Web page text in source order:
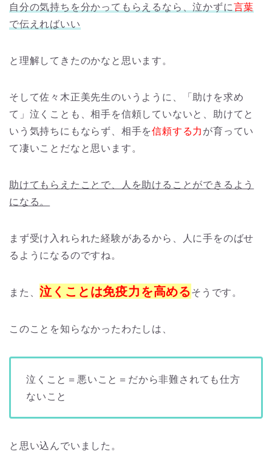
自分の気持ちを分かってもらえるなら、泣かずに言葉
で伝えればいい
と理解してきたのかなと思います。
そして佐々木正美先生のいうように、「助けを求め
て」泣くことも、相手を信頼していないと、助けてと
いう気持ちにもならず、相手を信頼する力 が育ってい
て凄いことだなと思います。
助けてもらえたことで、人を助けることができるよう
になる。
まず受け入れられた経験があるから、人に手をのばせ
るようになるのですね。
また、泣くことは免疫力を高めるそうです。
このことを知らなかったわたしは、
泣くこと＝悪いこと＝だから非難されても仕方
ないこと
と思い込んでいました。